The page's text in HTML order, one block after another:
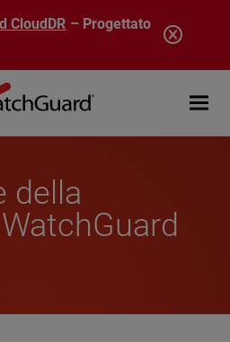
CloudDR – Progettato
Open
della